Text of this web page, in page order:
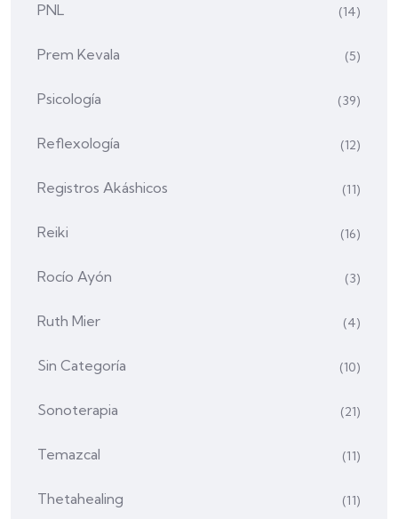
PNL (14)
Prem Kevala (5)
Psicología (39)
Reflexología (12)
Registros Akáshicos (11)
Reiki (16)
Rocío Ayón (3)
Ruth Mier (4)
Sin Categoría (10)
Sonoterapia (21)
Temazcal (11)
Thetahealing (11)